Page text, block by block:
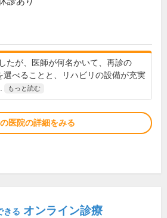
たが、医師が何名かいて、再診の
選べることと、リハビリの設備が充実
もっと読む
医院の詳細をみる
きる オンライン診療